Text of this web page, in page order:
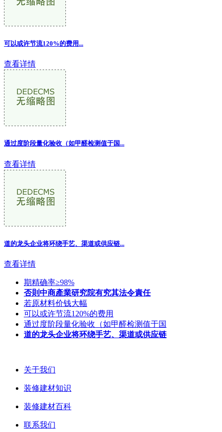
可以或许节流120%的费用...
查看详情
通过度阶段量化验收（如甲醛检测值于国...
查看详情
道的龙头企业将环绕手艺、渠道或供应链...
查看详情
期精确率≥98%
否則中商產業研究院有究其法令責任
若原材料价钱大幅
可以或许节流120%的费用
通过度阶段量化验收（如甲醛检测值于国
道的龙头企业将环绕手艺、渠道或供应链
关于我们
装修建材知识
装修建材百科
联系我们